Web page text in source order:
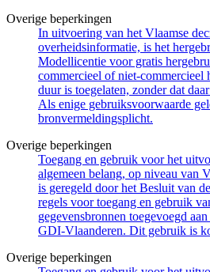
Overige beperkingen
In uitvoering van het Vlaamse
overheidsinformatie, is het
Modellicentie voor gratis
commercieel of niet-commercieel
duur is toegelaten, zonder dat
Als enige gebruiksvoorwaarde
bronvermeldingsplicht.
Overige beperkingen
Toegang en gebruik voor het
algemeen belang, op niveau van
is geregeld door het Besluit van
regels voor toegang en gebruik
gegevensbronnen toegevoegd
GDI-Vlaanderen. Dit gebruik is
Overige beperkingen